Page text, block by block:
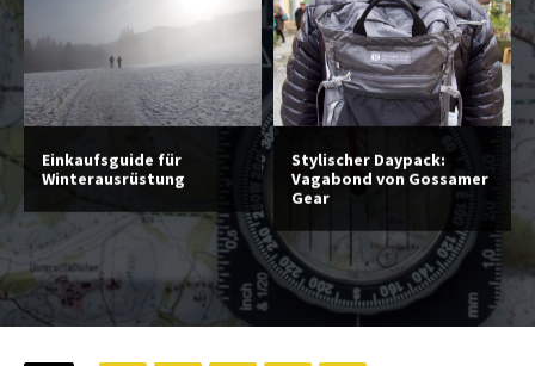
Einkaufsguide für
Winterausrüstung
Stylischer Daypack:
Vagabond von Gossamer
Gear